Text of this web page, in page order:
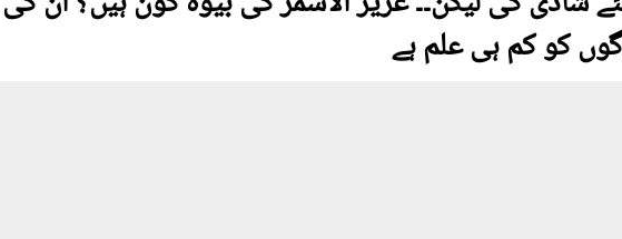
کو کم ہی علم ہے